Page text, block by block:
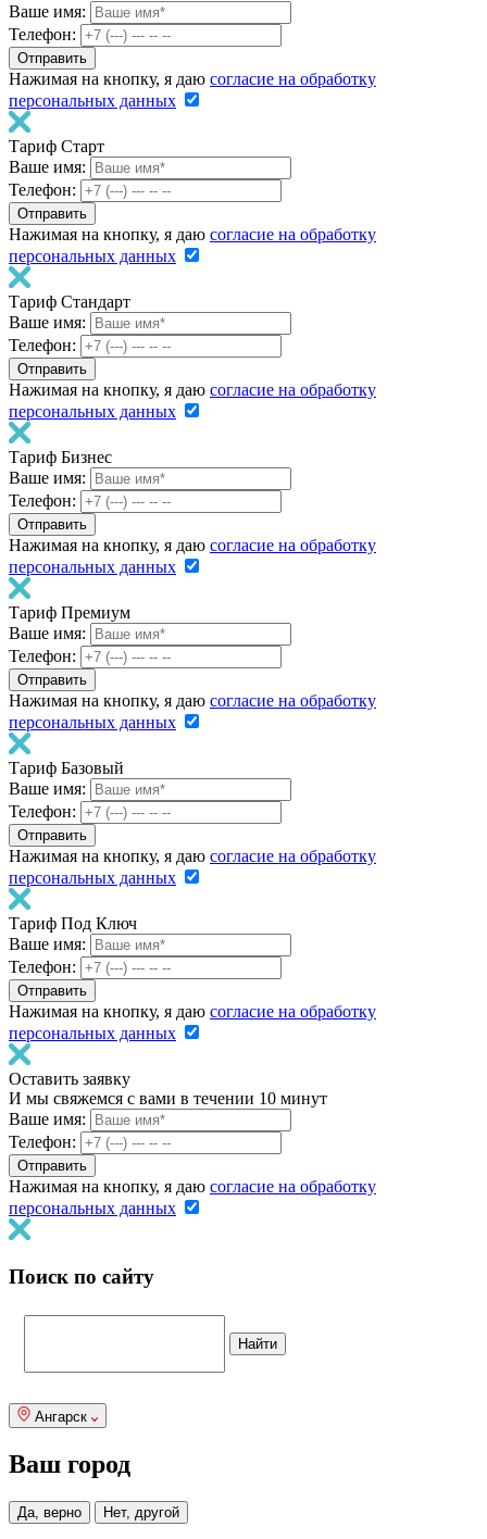
Ваше имя:
Телефон:
Нажимая на кнопку, я даю согласие на обработку
персональных данных
Тариф Старт
Ваше имя:
Телефон:
Нажимая на кнопку, я даю согласие на обработку
персональных данных
Тариф Стандарт
Ваше имя:
Телефон:
Нажимая на кнопку, я даю согласие на обработку
персональных данных
Тариф Бизнес
Ваше имя:
Телефон:
Нажимая на кнопку, я даю согласие на обработку
персональных данных
Тариф Премиум
Ваше имя:
Телефон:
Нажимая на кнопку, я даю согласие на обработку
персональных данных
Тариф Базовый
Ваше имя:
Телефон:
Нажимая на кнопку, я даю согласие на обработку
персональных данных
Тариф Под Ключ
Ваше имя:
Телефон:
Нажимая на кнопку, я даю согласие на обработку
персональных данных
Оставить заявку
И мы свяжемся с вами в течении 10 минут
Ваше имя:
Телефон:
Нажимая на кнопку, я даю согласие на обработку
персональных данных
Поиск по сайту
Ангарск
Ваш город
Да, верно Нет, другой